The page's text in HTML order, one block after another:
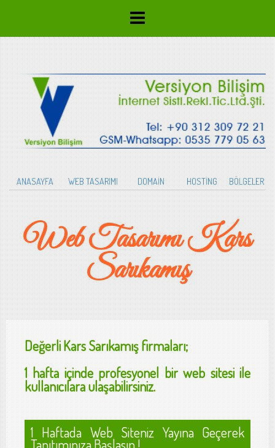
ANASAYFA WEB TASARIMI DOMAİN HOSTİNG BÖLGELER
Web Tasarımı Kars
Sarıkamış
DeğerliKars Sarıkamışfirmaları;
1 hafta içinde profesyonel bir web sitesi ile
kullanıcılara ulaşabilirsiniz.
1 Haftada Web Siteniz Yayına Geçerek
Tanıtımınıza Başlasın !